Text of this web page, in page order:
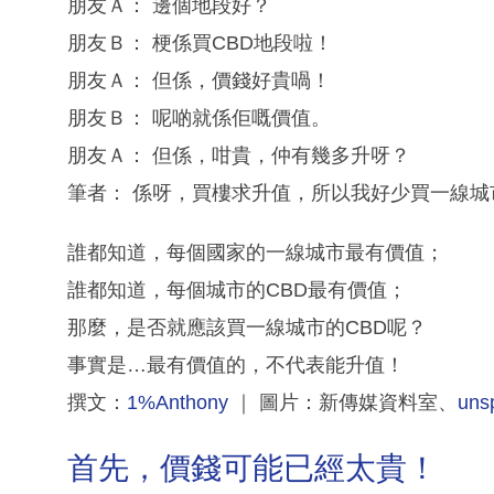
朋友Ａ： 邊個地段好？
朋友Ｂ： 梗係買CBD地段啦！
朋友Ａ： 但係，價錢好貴喎！
朋友Ｂ： 呢啲就係佢嘅價值。
朋友Ａ： 但係，咁貴，仲有幾多升呀？
筆者： 係呀，買樓求升值，所以我好少買一線城
誰都知道，每個國家的一線城市最有價值；
誰都知道，每個城市的CBD最有價值；
那麼，是否就應該買一線城市的CBD呢？
事實是…最有價值的，不代表能升值！
撰文： 1%Anthony ｜ 圖片：新傳媒資料室、
首先，價錢可能已經太貴！